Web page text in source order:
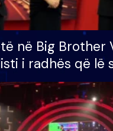
në Big Brother
i radhës që lë